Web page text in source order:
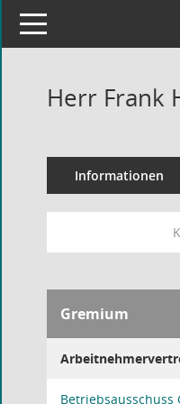
Toggle navigation
Herr Frank
Informationen
Gremium
Betriebsausschuss